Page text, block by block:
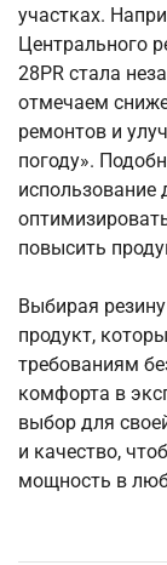
участках.
Центрального
28PR стала
отмечаем
ремонтов и
погоду».
использование
повысить
Выбирая
продукт,
требованиям
комфорта в
выбор для
и качество,
мощность в